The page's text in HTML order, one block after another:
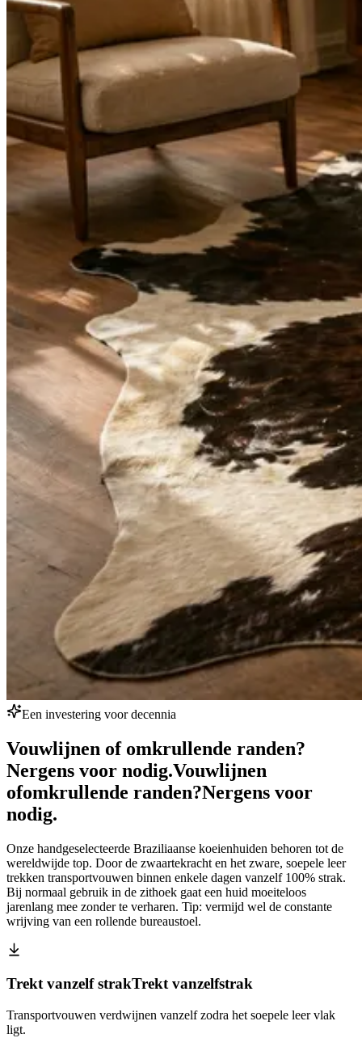
Een investering voor decennia
Vouwlijnen of omkrullende randen?
Nergens voor nodig.Vouwlijnen
ofomkrullende randen?Nergens voor
nodig.
Onze handgeselecteerde Braziliaanse koeienhuiden behoren tot de
wereldwijde top. Door de zwaartekracht en het zware, soepele leer
trekken transportvouwen binnen enkele dagen vanzelf 100% strak.
Bij normaal gebruik in de zithoek gaat een huid moeiteloos
jarenlang mee zonder te verharen. Tip: vermijd wel de constante
wrijving van een rollende bureaustoel.
Trekt vanzelf strakTrekt vanzelfstrak
Transportvouwen verdwijnen vanzelf zodra het soepele leer vlak
ligt.